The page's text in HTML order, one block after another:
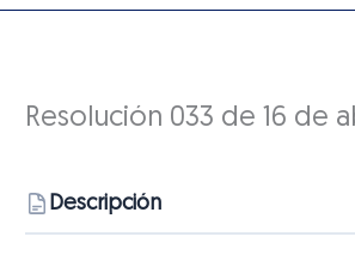
Resolución 033 de 16 de
Descripción